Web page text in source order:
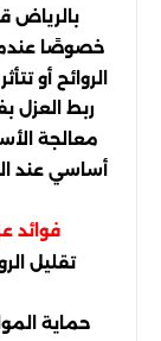
بالرياض
خصوصًا
الروائح أو
ربط
معالجة
أساسي عند
فوائد
تقليل
حماية